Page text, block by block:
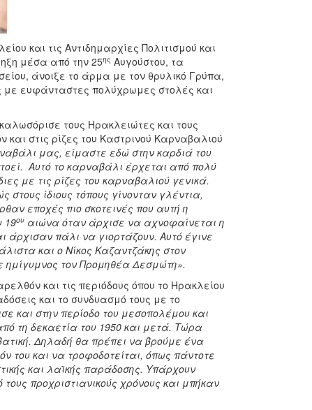
και τις Αντιδημαρχίες Πολιτισμού και
μέσα από την 25ης Αυγούστου, τα
άνοιξε το άρμα με τον θρυλικό Γρύπα,
ευφάνταστες πολύχρωμες στολές και
τους Ηρακλειώτες και τους
και στις ρίζες του Καστρινού Καρναβαλιού
μας, είμαστε εδώ στην καρδιά του
Αυτό το καρναβάλι έρχεται από πολύ
με τις ρίζες του καρναβαλιού γενικά.
στους ίδιους τόπους γίνονταν γλέντια,
εποχές πιο σκοτεινές που αυτή η
19ουαιώνα όταν άρχισε να αχνοφαίνεται η
άρχισαν πάλι να γιορτάζουν. Αυτό έγινε
και ο Νίκος Καζαντζάκης στον
τον Προμηθέα Δεσμώτη».
και τις περιόδους όπου το Ηρακλείου
και το συνδυασμό τους με το
και στην περίοδο του μεσοπολέμου και
τη δεκαετία του 1950 και μετά. Τώρα
Δηλαδή θα πρέπει να βρούμε ένα
του και να τροφοδοτείται, όπως πάντοτε
και λαϊκής παράδοσης. Υπάρχουν
προχριστιανικούς χρόνους και μπήκαν